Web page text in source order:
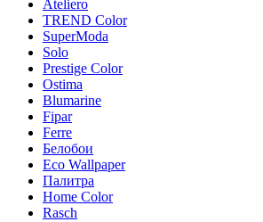
Ateliero
TREND Color
SuperModa
Solo
Prestige Color
Ostima
Blumarine
Fipar
Ferre
Белобои
Eco Wallpaper
Палитра
Home Color
Rasch